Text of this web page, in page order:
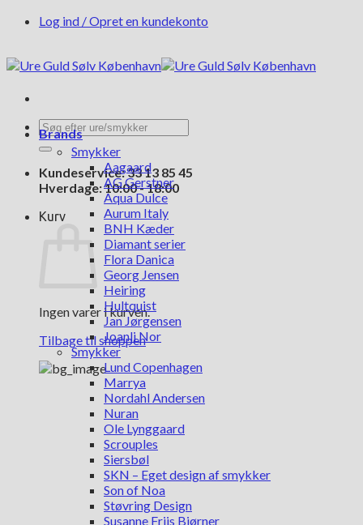
FortsætLog ind / Opret en kundekonto
Søg
efter:
Kundeservice: 33 13 85 45
Hverdage: 10:00 - 18:00
Kurv
Ingen varer i kurven.
Tilbage til shoppen
Brands
Smykker
Aagaard
AG Gerstner
Aqua Dulce
Aurum Italy
BNH Kæder
Diamant serier
Flora Danica
Georg Jensen
Heiring
Hultquist
Jan Jørgensen
Joanli Nor
Smykker
Lund Copenhagen
Marrya
Nordahl Andersen
Nuran
Ole Lynggaard
Scrouples
Siersbøl
SKN – Eget design af smykker
Son of Noa
Støvring Design
Susanne Friis Bjørner